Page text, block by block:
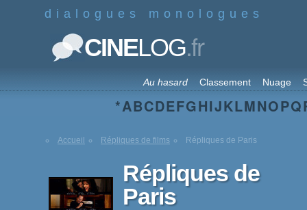
dialogues monologues
CINELOG.fr
Au hasard Classement Nuage
*ABCDEFGHIJKLMNOPQ
Accueil Répliques de films Répliques de Paris
Répliques de
Paris